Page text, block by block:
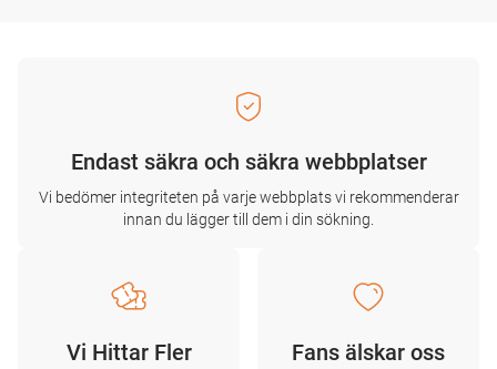
Endast säkra och säkra webbplatser
Vi bedömer integriteten på varje webbplats vi rekommenderar
innan du lägger till dem i din sökning.
Vi Hittar Fler
Fans älskar oss